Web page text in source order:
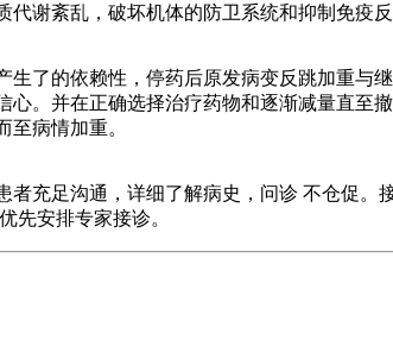
谢紊乱，破坏机体的防卫系统和抑制免疫
的依赖性，停药后原发病变反跳加重与
。并在正确选择治疗药物和逐渐减量直至
病情加重。
充足沟通，详细了解病史，问诊 不仓促
先安排专家接诊。